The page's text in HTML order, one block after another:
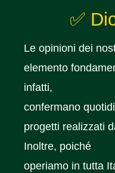
✅
Le opinioni dei
elemento
infatti,
confermano
progetti realizzati
Inoltre, poiché
operiamo in tutta